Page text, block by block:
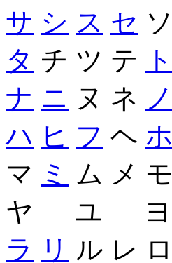
サ シ ス セ ソ
タ チ ツ テ
ト
ナ ニ ヌ ネ ノ
ハ ヒ フ ヘ ホ
マ ミ ム メ モ
ヤ ユ ヨ
ラ
リ ル レ ロ